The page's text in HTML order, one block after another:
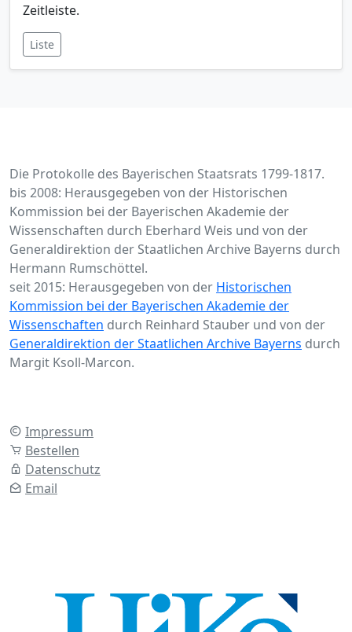
Zeitleiste.
Liste
Die Protokolle des Bayerischen Staatsrats 1799-1817.
bis 2008: Herausgegeben von der Historischen
Kommission bei der Bayerischen Akademie der
Wissenschaften durch Eberhard Weis und von der
Generaldirektion der Staatlichen Archive Bayerns durch
Hermann Rumschöttel.
seit 2015: Herausgegeben von der Historischen
Kommission bei der Bayerischen Akademie der
Wissenschaften durch Reinhard Stauber und von der
Generaldirektion der Staatlichen Archive Bayerns durch
Margit Ksoll-Marcon.
Impressum
Bestellen
Datenschutz
Email